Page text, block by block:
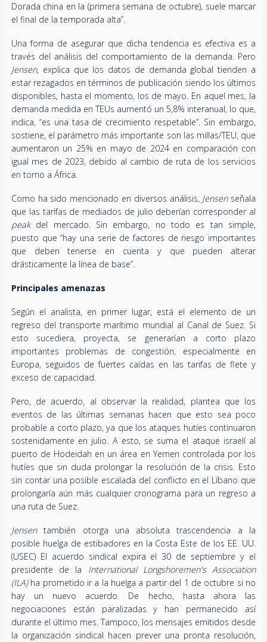
Dorada china en la (primera semana de octubre), suele marcar
el final de la temporada alta”.
Una forma de asegurar que dicha tendencia es efectiva es a
través del análisis del comportamiento de la demanda. Pero
Jensen, explica que los datos de demanda global tienden a
estar rezagados en términos de publicación siendo los últimos
disponibles, hasta el momento, los de mayo. En aquel mes, la
demanda medida en TEUs aumentó un 5,8% interanual, lo que,
indica, “es una tasa de crecimiento respetable”. Sin embargo,
sostiene, el parámetro más importante son las millas/TEU, que
aumentaron un 25% en mayo de 2024 en comparación con
igual mes de 2023, debido al cambio de ruta de los servicios
en torno a África.
Como ha sido mencionado en diversos análisis, Jensenseñala
que las tarifas de mediados de julio deberían corresponder al
peak del mercado. Sin embargo, no todo es tan simple,
puesto que “hay una serie de factores de riesgo importantes
que deben tenerse en cuenta y que pueden alterar
drásticamente la línea de base”.
Principales amenazas
Según el analista, en primer lugar, está el elemento de un
regreso del transporte marítimo mundial al Canal de Suez. Si
esto sucediera, proyecta, se generarían a corto plazo
importantes problemas de congestión, especialmente en
Europa, seguidos de fuertes caídas en las tarifas de flete y
exceso de capacidad.
Pero, de acuerdo, al observar la realidad, plantea que los
eventos de las últimas semanas hacen que esto sea poco
probable a corto plazo, ya que los ataques hutíes continuaron
sostenidamente en julio. A esto, se suma el ataque israelí al
puerto de Hodeidah en un área en Yemen controlada por los
hutíes que sin duda prolongar la resolución de la crisis. Esto
sin contar una posible escalada del conflicto en el Líbano que
prolongaría aún más cualquier cronograma para un regreso a
una ruta de Suez.
Jensentambién otorga una absoluta trascendencia a la
posible huelga de estibadores en la Costa Este de los EE. UU.
(USEC) El acuerdo sindical expira el 30 de septiembre y el
presidente de la International Longshoremen's Association
(ILA)ha prometido ir a la huelga a partir del 1 de octubre si no
hay un nuevo acuerdo. De hecho, hasta ahora las
negociaciones están paralizadas y han permanecido así
durante el último mes. Tampoco, los mensajes emitidos desde
la organización sindical hacen prever una pronta resolución,